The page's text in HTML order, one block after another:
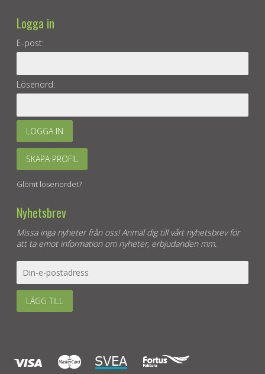
Logga in
E-post:
Lösenord:
LOGGA IN
SKAPA PROFIL
Glömt lösenordet?
Nyhetsbrev
Missa inga nyheter från oss! Anmäl dig till vårt nyhetsbrev för
att ta emot information om nyheter, erbjudanden mm.
LÄGG TILL